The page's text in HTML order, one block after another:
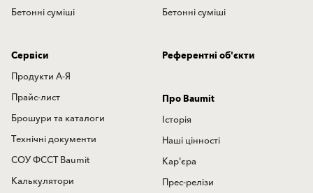
Бетонні суміші
Бетонні суміші
Сервіси
Продукти А-Я
Прайс-лист
Брошури та каталоги
Технічні документи
СОУ ФССТ Baumit
Калькулятори
Референтні об'єкти
Про Baumit
Історія
Наші цінності
Кар'єра
Прес-релізи